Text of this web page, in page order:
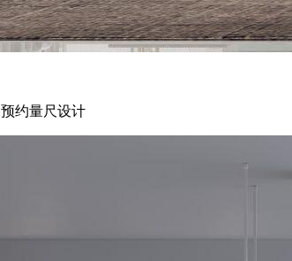
预约量尺设计